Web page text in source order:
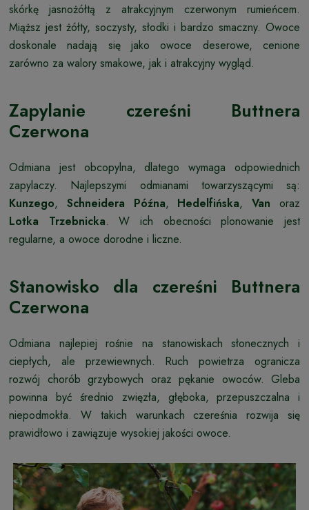
skórkę jasnożółtą z atrakcyjnym czerwonym rumieńcem.
Miąższ jest żółty, soczysty, słodki i bardzo smaczny. Owoce
doskonale nadają się jako owoce deserowe, cenione
zarówno za walory smakowe, jak i atrakcyjny wygląd.
Zapylanie czereśni Buttnera
Czerwona
Odmiana jest obcopylna, dlatego wymaga odpowiednich
zapylaczy. Najlepszymi odmianami towarzyszącymi są:
Kunzego, Schneidera Późna, Hedelfińska,Van oraz
Lotka Trzebnicka. W ich obecności plonowanie jest
regularne, a owoce dorodne i liczne.
Stanowisko dla czereśni Buttnera
Czerwona
Odmiana najlepiej rośnie na stanowiskach słonecznych i
ciepłych, ale przewiewnych. Ruch powietrza ogranicza
rozwój chorób grzybowych oraz pękanie owoców. Gleba
powinna być średnio zwięzła, głęboka, przepuszczalna i
niepodmokła. W takich warunkach czereśnia rozwija się
prawidłowo i zawiązuje wysokiej jakości owoce.